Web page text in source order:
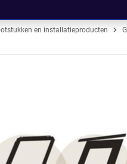
en installatieproducten